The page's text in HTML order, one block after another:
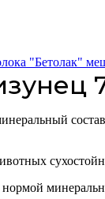
"Бетолак"
состав